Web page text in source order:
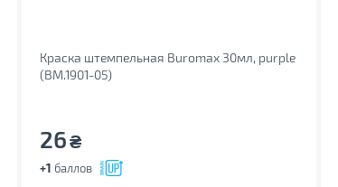
Краска штемпельная Buromax 30мл, purple
(BM.1901-05)
26₴
+1 баллов